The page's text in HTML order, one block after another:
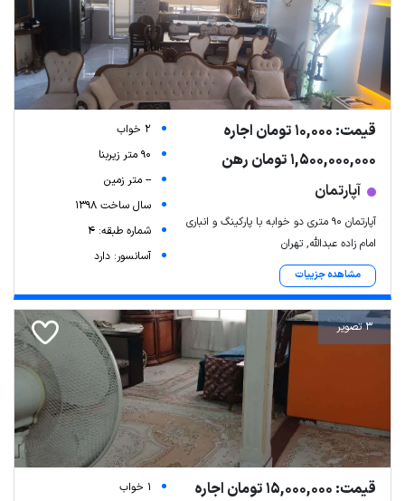
قیمت: 10,000 تومان اجاره
1,500,000,000 تومان رهن
آپارتمان
آپارتمان ۹۰ متری دو خوابه با پارکینگ و انباری
امام زاده عبدالله, تهران
مشاهده جزییات
2 خواب
90 متر زیربنا
-- متر زمین
سال ساخت 1398
شماره طبقه: 4
آسانسور: دارد
3 تصویر
قیمت: 15,000,000 تومان اجاره
1 خواب